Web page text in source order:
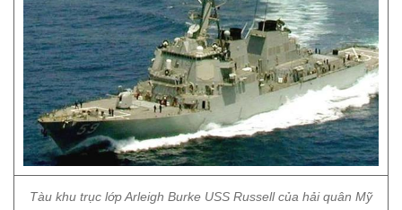
Tàu khu trục lớp Arleigh Burke USS Russell của hải quân Mỹ